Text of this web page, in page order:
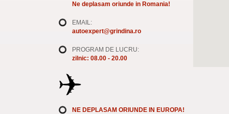
Ne deplasam oriunde in Romania!
EMAIL:
autoexpert@grindina.ro
PROGRAM DE LUCRU:
zilnic: 08.00 - 20.00
NE DEPLASAM ORIUNDE IN EUROPA!